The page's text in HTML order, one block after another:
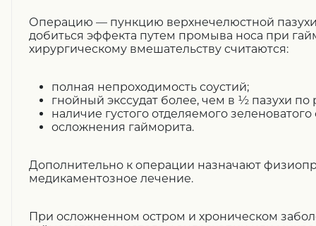
Операцию — пункцию верхнечелюстной пазухи
добиться эффекта путем промыва носа при
хирургическому вмешательству считаются:
полная непроходимость соустий;
гнойный экссудат более, чем в ½ пазухи по
наличие густого отделяемого
осложнения гайморита.
Дополнительно к операции назначают
медикаментозное лечение.
При осложненном остром и хроническом